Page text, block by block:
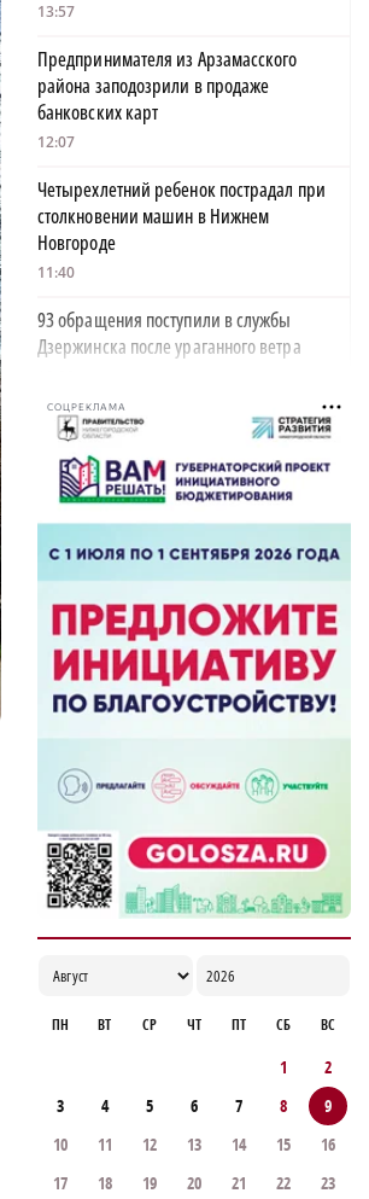
13:57
Предпринимателя из Арзамасского
района заподозрили в продаже
банковских карт
12:07
Четырехлетний ребенок пострадал при
столкновении машин в Нижнем
Новгороде
11:40
93 обращения поступили в службы
Дзержинска после ураганного ветра
350 пар поженились в Нижегородской
области в «красивую дату»
10:05
Деревянное здание загорелось от удара
молнии в Борском районе
09:42
Глеб Никитин обратился к строителям в
День строителя
06:00
ФК «Нижний Новгород» одержал пятую
победу подряд
21:08
СОЦРЕКЛАМА
ПН ВТ СР ЧТ ПТ СБ ВС
1
2
3
4 5 6 7 8
9
10
11 12 13 14 15
16
17
18 19 20 21 22
23